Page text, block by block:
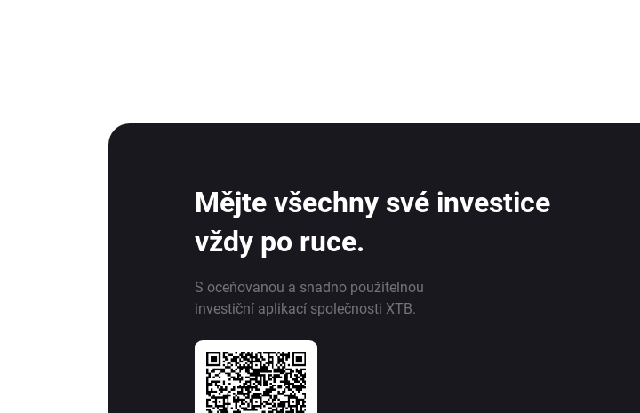
Mějte všechny své investice
vždy po ruce.
S oceňovanou a snadno použitelnou
investiční aplikací společnosti XTB.